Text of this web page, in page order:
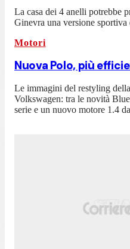
La casa dei 4 anelli potrebbe
Ginevra una versione sportiva
Motori
Nuova Polo, più
Le immagini del restyling
Volkswagen: tra le novità
serie e un nuovo motore 1.4